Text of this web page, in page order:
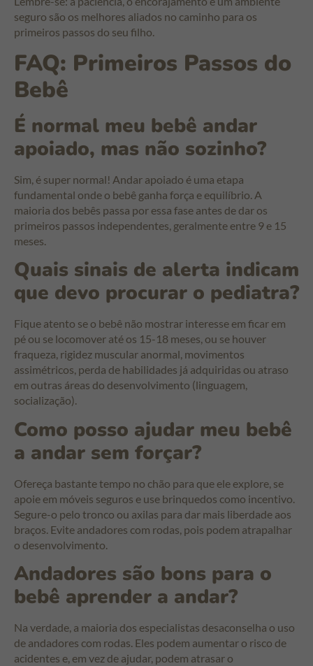
seguro são os melhores aliados no caminho para os
primeiros passos do seu filho.
FAQ: Primeiros Passos do
Bebê
É normal meu bebê andar
apoiado, mas não sozinho?
Sim, é super normal! Andar apoiado é uma etapa
fundamental onde o bebê ganha força e equilíbrio. A
maioria dos bebês passa por essa fase antes de dar os
primeiros passos independentes, geralmente entre 9 e 15
meses.
Quais sinais de alerta indicam
que devo procurar o pediatra?
Fique atento se o bebê não mostrar interesse em ficar em
pé ou se locomover até os 15-18 meses, ou se houver
fraqueza, rigidez muscular anormal, movimentos
assimétricos, perda de habilidades já adquiridas ou atraso
em outras áreas do desenvolvimento (linguagem,
socialização).
Como posso ajudar meu bebê
a andar sem forçar?
Ofereça bastante tempo no chão para que ele explore, se
apoie em móveis seguros e use brinquedos como incentivo.
Segure-o pelo tronco ou axilas para dar mais liberdade aos
braços. Evite andadores com rodas, pois podem atrapalhar
o desenvolvimento.
Andadores são bons para o
bebê aprender a andar?
Na verdade, a maioria dos especialistas desaconselha o uso
de andadores com rodas. Eles podem aumentar o risco de
acidentes e, em vez de ajudar, podem atrasar o